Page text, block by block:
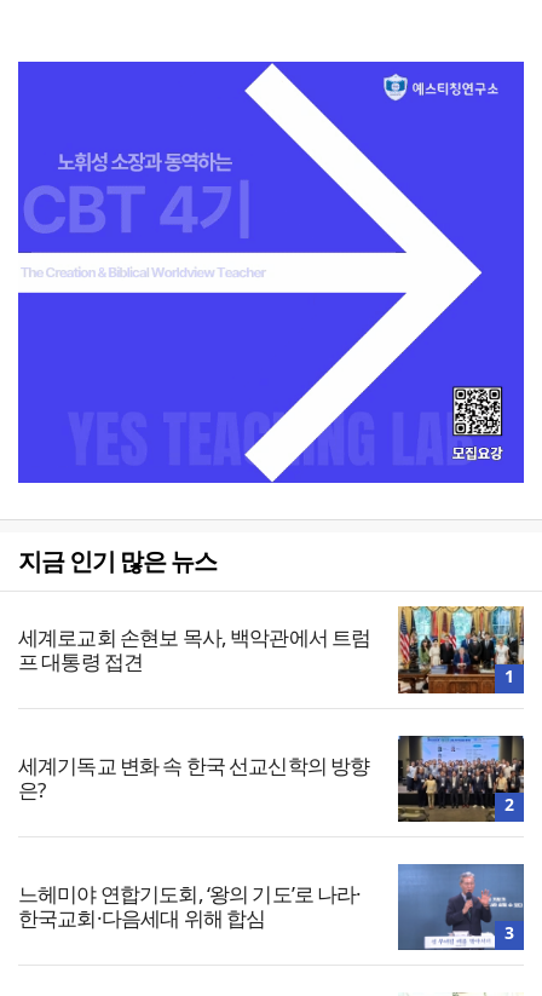
지금 인기 많은 뉴스
세계로교회 손현보 목사, 백악관에서 트럼
프 대통령 접견
1
세계기독교 변화 속 한국 선교신학의 방향
은?
2
느헤미야 연합기도회, ‘왕의 기도’로 나라·
한국교회·다음세대 위해 합심
3